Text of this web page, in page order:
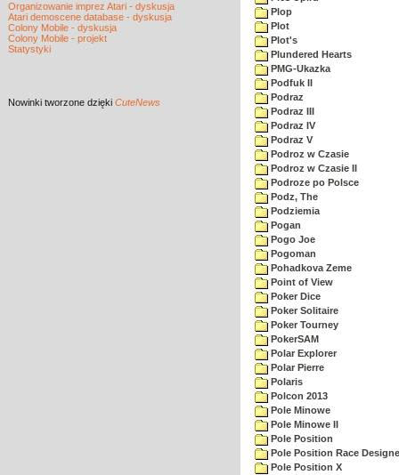
Organizowanie imprez Atari - dyskusja
Atari demoscene database - dyskusja
Colony Mobile - dyskusja
Colony Mobile - projekt
Statystyki
Nowinki tworzone dzięki CuteNews
Plop
Plot
Plot's
Plundered Hearts
PMG-Ukazka
Podfuk II
Podraz
Podraz III
Podraz IV
Podraz V
Podroz w Czasie
Podroz w Czasie II
Podroze po Polsce
Podz, The
Podziemia
Pogan
Pogo Joe
Pogoman
Pohadkova Zeme
Point of View
Poker Dice
Poker Solitaire
Poker Tourney
PokerSAM
Polar Explorer
Polar Pierre
Polaris
Polcon 2013
Pole Minowe
Pole Minowe II
Pole Position
Pole Position Race
Pole Position X